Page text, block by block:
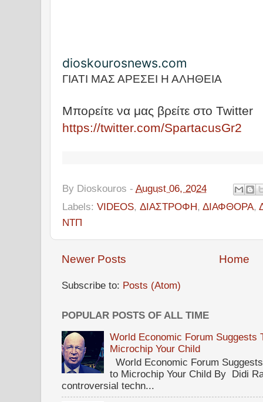
Η
Ά
Ρ
Ω
dioskourosnews.com
ΓΙΑΤΙ ΜΑΣ ΑΡΕΣΕΙ Η ΑΛΗΘΕΙΑ
Μπορείτε να μας βρείτε στο Twitter
https://twitter.com/SpartacusGr2
By Dioskouros - August 06, 2024
Labels: VIDEOS, ΔΙΑΣΤΡΟΦΗ, ΔΙΑΦΘΟΡΑ,
ΝΤΠ
Newer Posts Home
Subscribe to: Posts (Atom)
POPULAR POSTS OF ALL TIME
World Economic Forum Suggests
Microchip Your Child
World Economic Forum
to Microchip Your Child By Didi
controversial techn...